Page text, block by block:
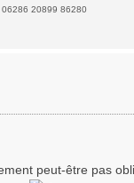
20899 86280
peut-être pas